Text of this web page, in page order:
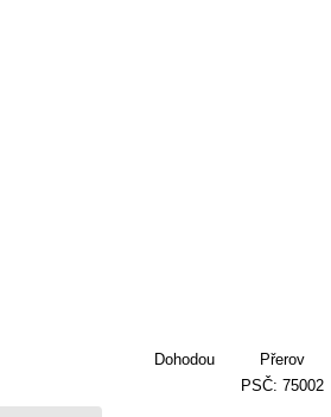
Dohodou
Přerov
PSČ: 75002